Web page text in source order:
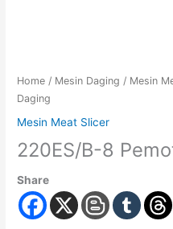
Home / Mesin Daging / Mesin
Daging
Mesin Meat Slicer
220ES/B-8
Share